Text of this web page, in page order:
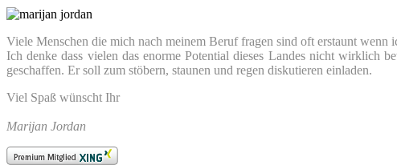
Viele Menschen die mich nach meinem Beruf fragen sind oft erstaunt wenn
Ich denke dass vielen das enorme Potential dieses Landes nicht wirklich
geschaffen. Er soll zum stöbern, staunen und regen diskutieren einladen.
Viel Spaß wünscht Ihr
Marijan Jordan